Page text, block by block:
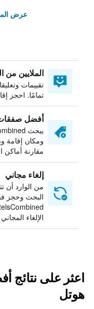
عرض
الملايين من
تقييمات
تمامًا. احجز
أفضل صفقات
ومكان إقامة
مقارنة أماكن
إلغاء مجاني
من الوارد أن
البحث وحجز
الإلغاء المجاني
اعثر على نتائج
هوتل